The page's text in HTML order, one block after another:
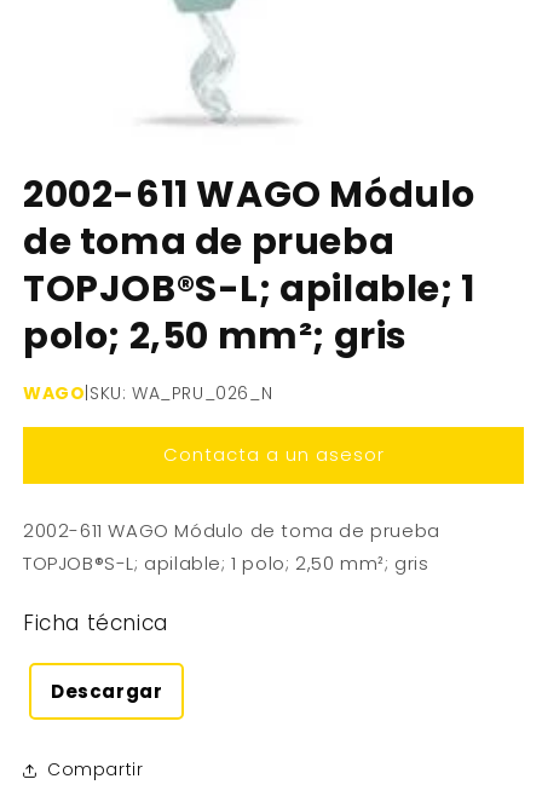
multimedia
1
una
modal
2002-611 WAGO Módulo
de toma de prueba
TOPJOB®S-L; apilable; 1
polo; 2,50 mm²; gris
WAGO|SKU: WA_PRU_026_N
Contacta a un asesor
2002-611 WAGO Módulo de toma de prueba
TOPJOB®S-L; apilable; 1 polo; 2,50 mm²; gris
Ficha técnica
Descargar
Compartir